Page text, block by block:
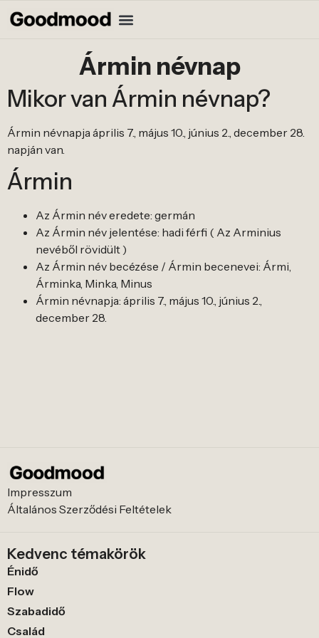
Ármin névnap
Mikor van Ármin névnap?
Ármin névnapja április 7., május 10., június 2., december 28.
napján van.
Ármin
Az Ármin név eredete: germán
Az Ármin név jelentése: hadi férfi ( Az Arminius
nevéből rövidült )
Az Ármin név becézése / Ármin becenevei: Ármi,
Árminka, Minka, Minus
Ármin névnapja: április 7., május 10., június 2.,
december 28.
Impresszum
Általános Szerződési Feltételek
Kedvenc témakörök
Énidő
Flow
Szabadidő
Család